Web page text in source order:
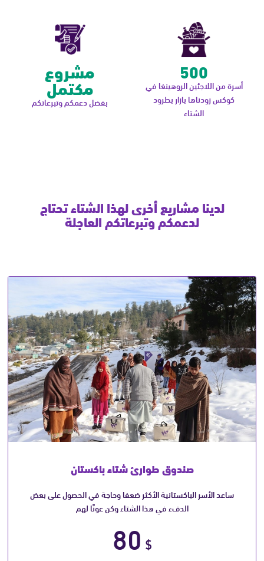
500
أسرة من اللاجئين الروهينغا في
كوكس زودناها بازار بطرود
الشتاء
مشروع
مكتمل
بفضل دعمكم وتبرعاتكم
لدينا مشاريع أخرى لهذا الشتاء تحتاج
لدعمكم وتبرعاتكم العاجلة
صندوق طوارئ شتاء باكستان
ساعد الأسر الباكستانية الأكثر ضعفا وحاجة في الحصول على بعض
الدفء في هذا الشتاء وكن عونًا لهم
$
80